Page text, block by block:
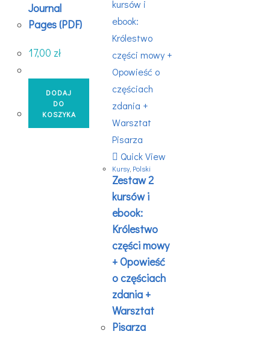
Journal
Pages (PDF)
17,00 zł
DODAJ
DO
KOSZYKA
Quick View
Kursy, Polski
Zestaw 2
kursów i
ebook:
Królestwo
części mowy
+ Opowieść
o częściach
zdania +
Warsztat
Pisarza